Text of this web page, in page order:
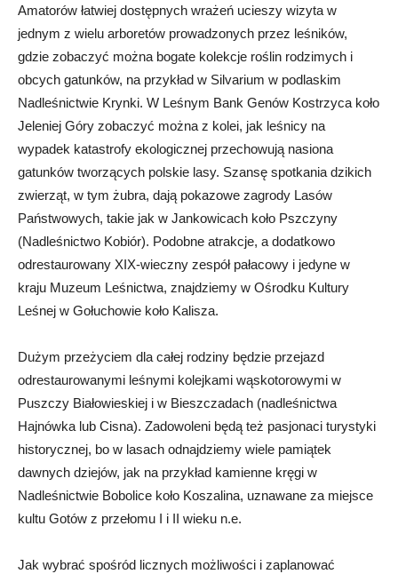
Amatorów łatwiej dostępnych wrażeń ucieszy wizyta w
jednym z wielu arboretów prowadzonych przez leśników,
gdzie zobaczyć można bogate kolekcje roślin rodzimych i
obcych gatunków, na przykład w Silvarium w podlaskim
Nadleśnictwie Krynki. W Leśnym Bank Genów Kostrzyca koło
Jeleniej Góry zobaczyć można z kolei, jak leśnicy na
wypadek katastrofy ekologicznej przechowują nasiona
gatunków tworzących polskie lasy. Szansę spotkania dzikich
zwierząt, w tym żubra, dają pokazowe zagrody Lasów
Państwowych, takie jak w Jankowicach koło Pszczyny
(Nadleśnictwo Kobiór). Podobne atrakcje, a dodatkowo
odrestaurowany XIX-wieczny zespół pałacowy i jedyne w
kraju Muzeum Leśnictwa, znajdziemy w Ośrodku Kultury
Leśnej w Gołuchowie koło Kalisza.
Dużym przeżyciem dla całej rodziny będzie przejazd
odrestaurowanymi leśnymi kolejkami wąskotorowymi w
Puszczy Białowieskiej i w Bieszczadach (nadleśnictwa
Hajnówka lub Cisna). Zadowoleni będą też pasjonaci turystyki
historycznej, bo w lasach odnajdziemy wiele pamiątek
dawnych dziejów, jak na przykład kamienne kręgi w
Nadleśnictwie Bobolice koło Koszalina, uznawane za miejsce
kultu Gotów z przełomu I i II wieku n.e.
Jak wybrać spośród licznych możliwości i zaplanować